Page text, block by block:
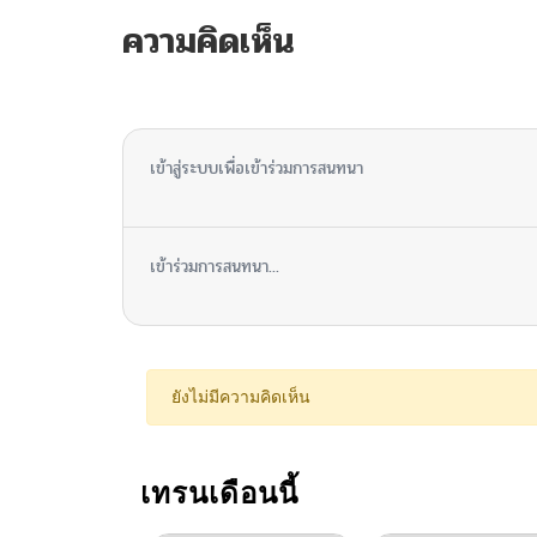
ตอนที่ 41
ตอนที่ 40
ตอนที่ 38
ความคิดเห็น
เข้าสู่ระบบเพื่อเข้าร่วมการสนทนา
เข้าร่วมการสนทนา...
ยังไม่มีความคิดเห็น
เทรนเดือนนี้